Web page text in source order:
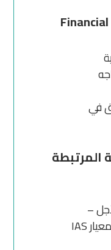
ادارة المخاطر المالية Financial
في
المرتبطة
–
Fixed Asset -وفقا للمعيار IAS